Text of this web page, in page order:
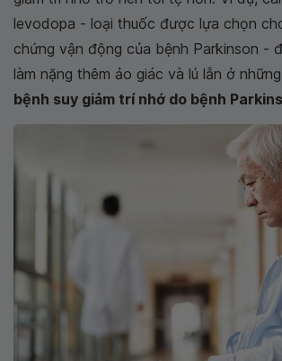
levodopa - loại thuốc được lựa chọn
chứng vận động của bệnh Parkinson -
làm nặng thêm ảo giác và lú lẫn ở
bệnh suy giảm trí nhớ do bệnh